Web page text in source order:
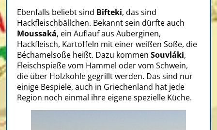
Ebenfalls beliebt sind Bifteki, das sind
Hackfleischbällchen. Bekannt sein dürfte auch
Moussaká, ein Auflauf aus Auberginen,
Hackfleisch, Kartoffeln mit einer weißen Soße, die
Béchamelsoße heißt. Dazu kommen Souvláki,
Fleischspieße vom Hammel oder vom Schwein,
die über Holzkohle gegrillt werden. Das sind nur
einige Bespiele, auch in Griechenland hat jede
Region noch einmal ihre eigene spezielle Küche.